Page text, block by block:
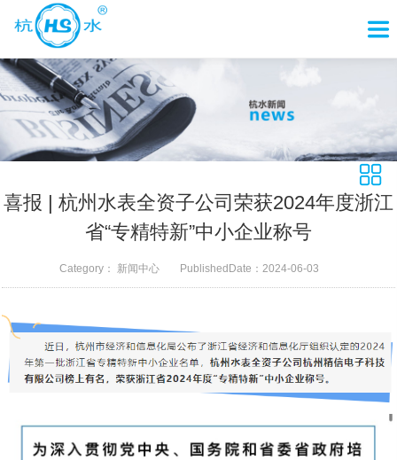
喜报 | 杭州水表全资子公司荣获2024年度浙江
省“专精特新”中小企业称号
Category： 新闻中心 PublishedDate：2024-06-03